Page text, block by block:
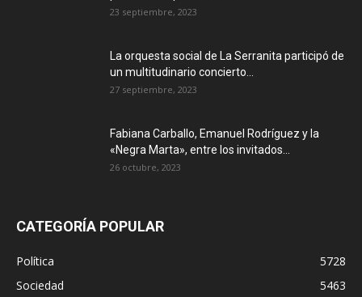
23 septiembre, 2023
La orquesta social de La Serranita participó de
un multitudinario concierto...
27 septiembre, 2023
Fabiana Carballo, Emanuel Rodríguez y la
«Negra Marta», entre los invitados...
26 octubre, 2023
CATEGORÍA POPULAR
Política
5728
Sociedad
5463